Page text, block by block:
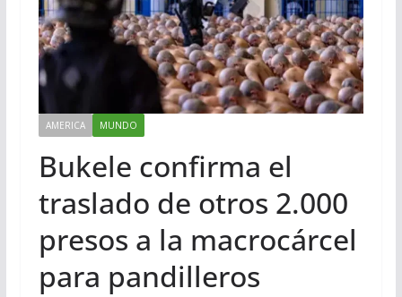
AMERICA MUNDO
Bukele confirma el
traslado de otros 2.000
presos a la macrocárcel
para pandilleros